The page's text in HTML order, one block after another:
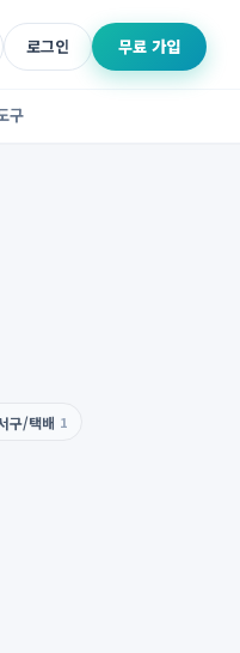
로그인 무료 가입
구
구/택배 1